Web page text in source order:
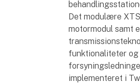
Det modulære
motormodul samt
funktionaliteter
implementeret i